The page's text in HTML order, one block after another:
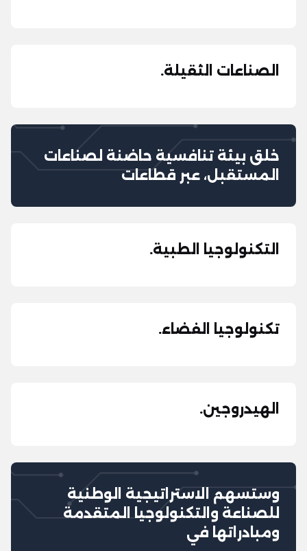
الصناعات الثقيلة.
خلق بيئة تنافسية حاضنة لصناعات
المستقبل، عبر قطاعات
التكنولوجيا الطبية.
تكنولوجيا الفضاء.
الهيدروجين.
وستسهم الاستراتيجية الوطنية
للصناعة والتكنولوجيا المتقدمة
ومبادراتها في